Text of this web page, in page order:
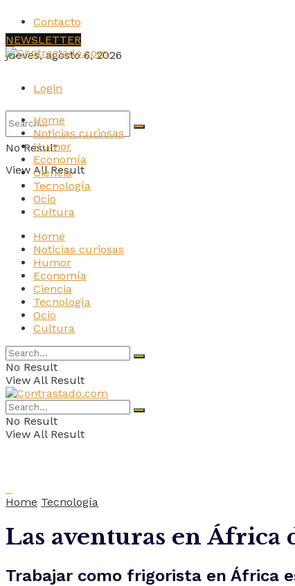
Contacto
jueves, agosto 6, 2026
Login
No Result
View All Result
NEWSLETTER
Home
Noticias curiosas
Humor
Economía
Ciencia
Tecnología
Ocio
Cultura
Home
Noticias curiosas
Humor
Economía
Ciencia
Tecnología
Ocio
Cultura
No Result
View All Result
No Result
View All Result
Home Tecnología
Las aventuras en África
Trabajar como frigorista en África